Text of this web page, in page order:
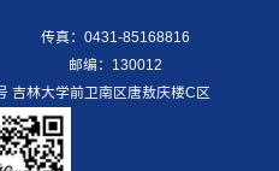
传真：0431-85168816
邮编：130012
吉林大学前卫南区唐敖庆楼C区